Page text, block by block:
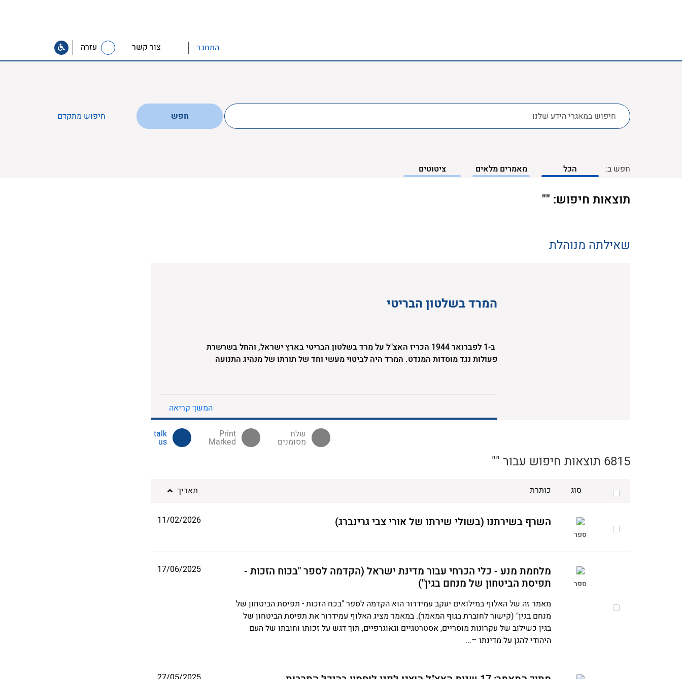
התחבר צור קשר עזרה
לחפש
ב:
חפש חיפוש מתקדם
חפש ב: הכל מאמרים מלאים ציטוטים
תוצאות חיפוש: ""
שאילתה מנוהלת
המרד בשלטון הבריטי
ב-1 לפברואר 1944 הכריז האצ"ל על מרד בשלטון הבריטי בארץ ישראל, והחל בשרשרת
פעולות נגד מוסדות המנדט. המרד היה לביטוי מעשי וחד של תורתו של מנהיג התנועה
המשך קריאה
6815 תוצאות חיפוש עבור ""
מסומנים Marked
us
סוג כותרת תאריך
ספר
השרף בשירתנו (בשולי שירתו של אורי צבי גרינברג) 11/02/2026
ספר
מלחמת מנע - כלי הכרחי עבור מדינת ישראל (הקדמה לספר "בכוח הזכות -
תפיסת הביטחון של מנחם בגין")
מאמר זה של האלוף במילואים יעקב עמידרור הוא הקדמה לספר "בכח הזכות - תפיסת הביטחון של
מנחם בגין" (קישור לחוברת בגוף המאמר). במאמר מציג האלוף עמידרור את תפיסת הביטחון של
בגין כשילוב של עקרונות מוסריים, אסטרטגיים וגאוגרפיים, תוך דגש על זכותו וחובתו של העם
היהודי להגן על מדינתו –...
17/06/2025